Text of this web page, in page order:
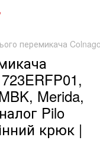
перемикача
Merida,
Pilo
крюк |